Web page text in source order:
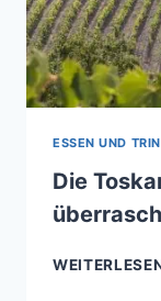
ESSEN UND
Die